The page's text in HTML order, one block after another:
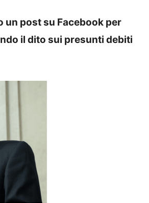
un post su Facebook per
il dito sui presunti debiti